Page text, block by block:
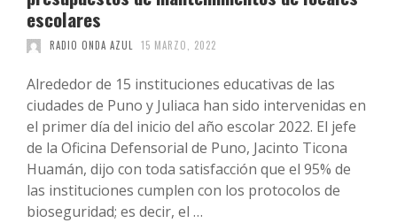
escolares
RADIO ONDA AZUL 15 MARZO, 2022
Alrededor de 15 instituciones educativas de las
ciudades de Puno y Juliaca han sido intervenidas en
el primer día del inicio del año escolar 2022. El jefe
de la Oficina Defensorial de Puno, Jacinto Ticona
Huamán, dijo con toda satisfacción que el 95% de
las instituciones cumplen con los protocolos de
bioseguridad; es decir, el …